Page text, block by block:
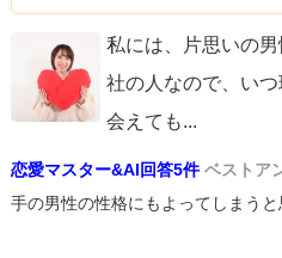
私には、片思いの
社の人なので、いつ
会えても...
恋愛マスター&AI回答5件 ベストア
手の男性の性格にもよってしまうと